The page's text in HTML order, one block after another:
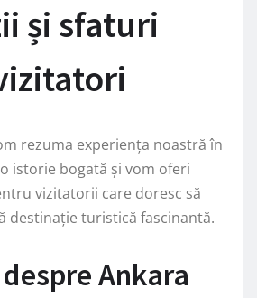
și sfaturi
rezuma experiența noastră în
istorie bogată și vom oferi
vizitatorii care doresc să
destinație turistică fascinantă.
Ankara